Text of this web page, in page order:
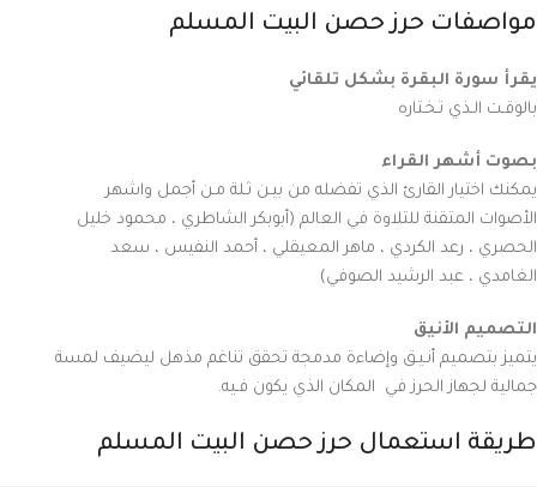
مواصفات حرز حصن البيت المسلم
يقرأ سورة البقرة بشكل تلقائي
بالوقـت الـذي تـخـتاره
بصوت أشهر القراء
يمكنك اختيار القارئ الذي تفضله من بيـن ثـلة مـن أجمل واشهر
الأصوات المتقنة للتلاوة في العالم (أبوبكر الشاطري ، محمود خليل
الحصري ، رعد الكردي ، ماهر المعيقلي ، أحمد النفيس ، سعد
الغامدي ، عبد الرشيد الصوفي)
التصميم الأنيق
يتميز بتصميم أنـيـق وإضاءة مدمجة تحقق تناغم مذهل ليضيف لمسة
جمالية لجهاز الحرز في المكان الذي يكون فـيه.
طريقة استعمال حرز حصن البيت المسلم